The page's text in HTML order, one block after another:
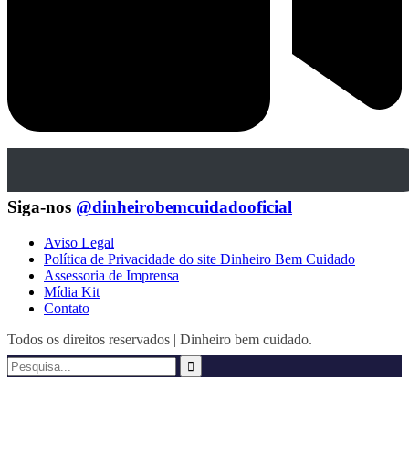
Siga-nos @dinheirobemcuidadooficial
Aviso Legal
Política de Privacidade do site Dinheiro Bem Cuidado
Assessoria de Imprensa
Mídia Kit
Contato
Todos os direitos reservados | Dinheiro bem cuidado.